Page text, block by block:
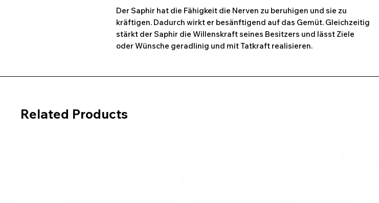
Der Saphir hat die Fähigkeit die Nerven zu beruhigen und sie zu
kräftigen. Dadurch wirkt er besänftigend auf das Gemüt. Gleichzeitig
stärkt der Saphir die Willenskraft seines Besitzers und lässt Ziele
oder Wünsche geradlinig und mit Tatkraft realisieren.
Related Products